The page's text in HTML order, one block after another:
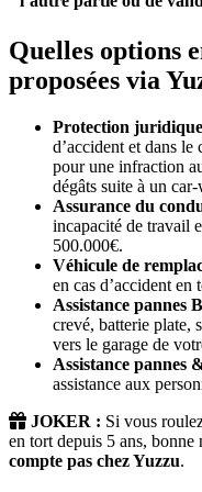
Quelles options
proposées via
Protection
d’accident et dans
pour une infraction
dégâts suite à un
Assurance du
incapacité de travail
500.000€.
Véhicule de
en cas d’accident en
Assistance pannes
crevé, batterie plate,
vers le garage de
Assistance pannes
assistance aux
JOKER : Si vous
en tort depuis 5 ans, bonne
compte pas chez Yuzzu.